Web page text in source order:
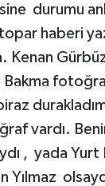
durumu
haberi
Kenan
vardı.
, yada Yurt
Yılmaz